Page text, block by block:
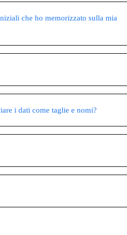
che ho memorizzato sulla mia
i dati come taglie e nomi?